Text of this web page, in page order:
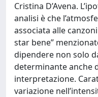
Cristina D’Avena.
analisi è che
associata alle
star bene”
dipendere non solo
determinante anche
interpretazione.
variazione